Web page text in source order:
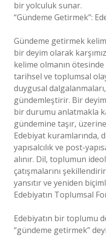
bir yolculuk sunar.
“Gündeme Getirmek”:
Gündeme getirmek
bir deyim olarak
kelime olmanın
tarihsel ve toplumsal
duygusal
gündemleştirir. Bir
bir durumu anlatmakla
gündemine taşır,
Edebiyat kuramlarında,
yapısalcılık ve post-
alınır. Dil, toplumun
çatışmalarını
yansıtır ve yeniden
Edebiyatın Toplumsal
Edebiyatın bir toplumu
“gündeme getirmek”